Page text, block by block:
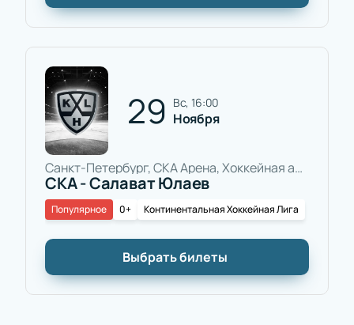
29 вс, 16:00
Ноября
Санкт-Петербург, СКА Арена, Хоккейная арена
СКА - Салават Юлаев
0+ Континентальная Хоккейная Лига
Популярное
Выбрать билеты